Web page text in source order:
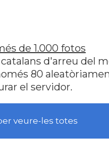
de 1.000 fotos
d'arreu del
80
el servidor.
veure-les totes